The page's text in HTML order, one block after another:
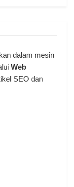
dalam mesin
Web
SEO dan